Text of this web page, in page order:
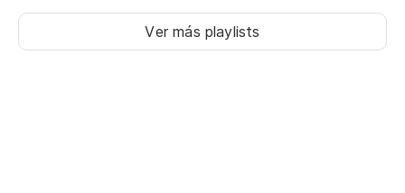
Ver más playlists